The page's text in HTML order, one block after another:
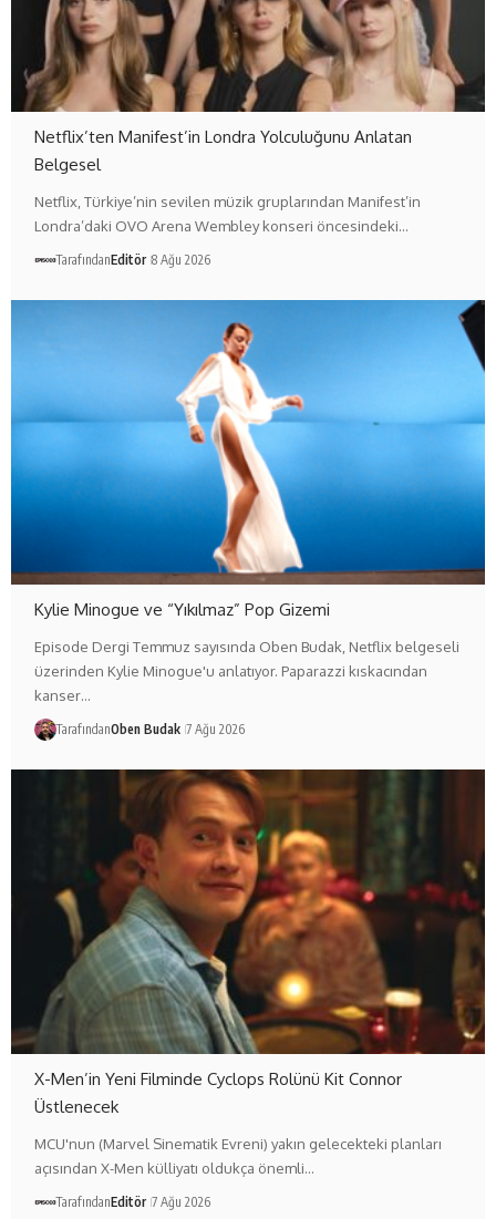
Netflix’ten Manifest’in Londra Yolculuğunu Anlatan
Belgesel
Netflix, Türkiye’nin sevilen müzik gruplarından Manifest’in
Londra’daki OVO Arena Wembley konseri öncesindeki…
TarafındanEditör 8 Ağu 2026
Kylie Minogue ve “Yıkılmaz” Pop Gizemi
Episode Dergi Temmuz sayısında Oben Budak, Netflix belgeseli
üzerinden Kylie Minogue'u anlatıyor. Paparazzi kıskacından
kanser…
TarafındanOben Budak 7 Ağu 2026
X-Men’in Yeni Filminde Cyclops Rolünü Kit Connor
Üstlenecek
MCU'nun (Marvel Sinematik Evreni) yakın gelecekteki planları
açısından X-Men külliyatı oldukça önemli…
TarafındanEditör 7 Ağu 2026